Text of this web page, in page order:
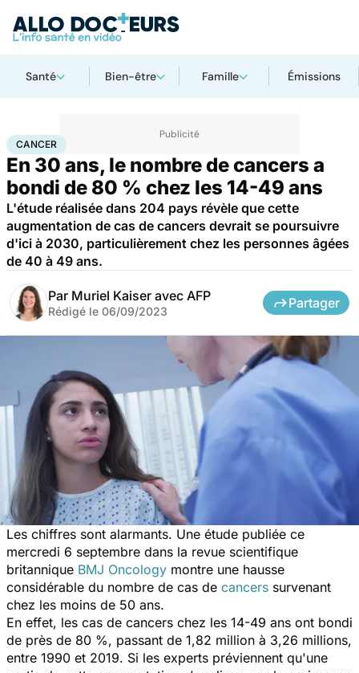
Santé Bien-être Famille Émissions
AccueilSanté Cancer
CANCER
En 30 ans, le nombre de cancers a
bondi de 80 % chez les 14-49 ans
L'étude réalisée dans 204 pays révèle que cette
augmentation de cas de cancers devrait se poursuivre
d'ici à 2030, particulièrement chez les personnes âgées
de 40 à 49 ans.
Par Muriel Kaiser avec AFP
Rédigé le 06/09/2023
Partager
Les chiffres sont alarmants. Une étude publiée ce
mercredi 6 septembre dans la revue scientifique
britannique BMJ Oncology montre une hausse
considérable du nombre de cas de cancers survenant
chez les moins de 50 ans.
En effet, les cas de cancers chez les 14-49 ans ont bondi
de près de 80 %, passant de 1,82 million à 3,26 millions,
entre 1990 et 2019. Si les experts préviennent qu'une